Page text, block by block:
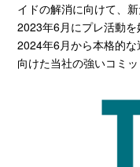
イドの解消に向けて、
2023年6月にプレ活動を
2024年6月から本格的
向けた当社の強いコミ